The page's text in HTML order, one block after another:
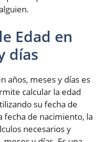
Edad en
días
años, meses y días es
calcular la edad
su fecha de
fecha de nacimiento, la
necesarios y